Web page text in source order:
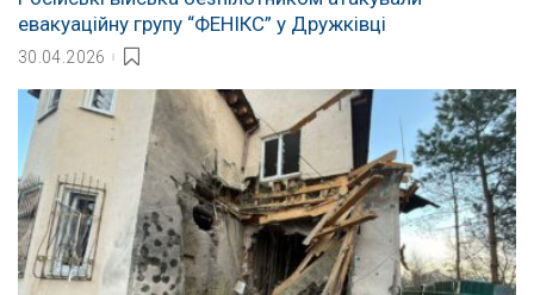
евакуаційну групу “ФЕНІКС” у Дружківці
30.04.2026